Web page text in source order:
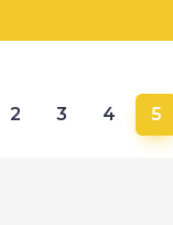
2 3 4 5